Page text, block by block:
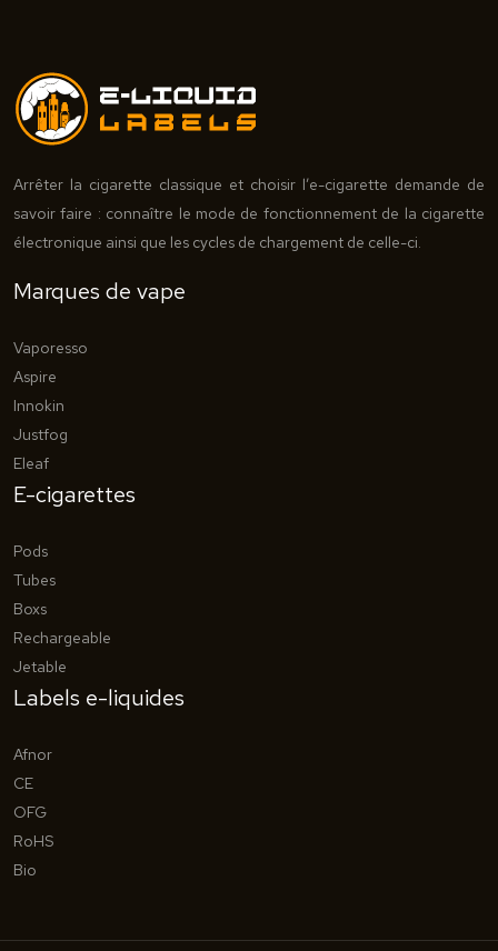
Arrêter la cigarette classique et choisir l’e-cigarette demande de
savoir faire : connaître le mode de fonctionnement de la cigarette
électronique ainsi que les cycles de chargement de celle-ci.
Marques de vape
Vaporesso
Aspire
Innokin
Justfog
Eleaf
E-cigarettes
Pods
Tubes
Boxs
Rechargeable
Jetable
Labels e-liquides
Afnor
CE
OFG
RoHS
Bio